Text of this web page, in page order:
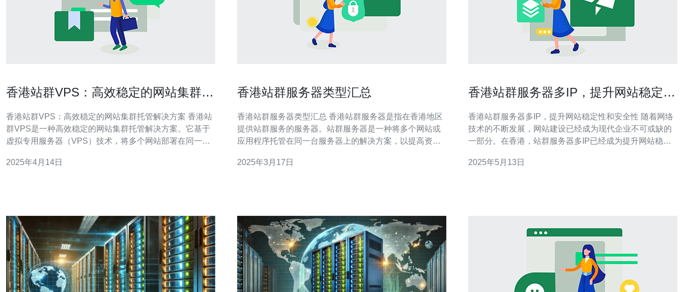
香港站群VPS：高效稳定的网站集群托
香港站群VPS：高效稳定的网站集群托管解决方案 香港站
群VPS是一种高效稳定的网站集群托管解决方案。它基于
虚拟专用服务器（VPS）技术，将多个网站部署在同一物
网站集群托管。 香港站群VPS具有以下优势： 高效稳定：
2025年4月14日
香港站群服务器类型汇总
香港站群服务器类型汇总 香港站群服务器是指在香港地区
提供站群服务的服务器。站群服务器是一种将多个网站或
应用程序托管在同一台服务器上的解决方案，以提高资源
和技术中心，吸引了众多站群用户。本文将介绍几种常见
2025年3月17日
香港站群服务器多IP，提升网站稳定性
香港站群服务器多IP，提升网站稳定性和安全性 随着网络
技术的不断发展，网站建设已经成为现代企业不可或缺的
一部分。在香港，站群服务器多IP已经成为提升网站稳定
器上设置多个IP地址，实现多个网站共享一个服务器资
2025年5月13日